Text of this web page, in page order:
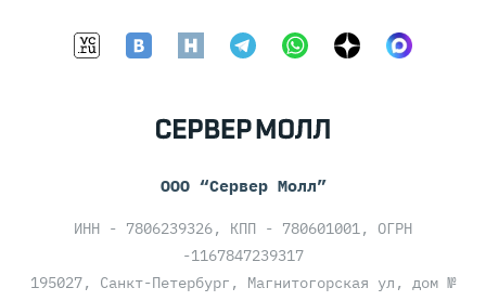
ООО “Сервер Молл”
ИНН - 7806239326, КПП - 780601001, ОГРН
-1167847239317
195027, Санкт-Петербург, Магнитогорская ул, дом №